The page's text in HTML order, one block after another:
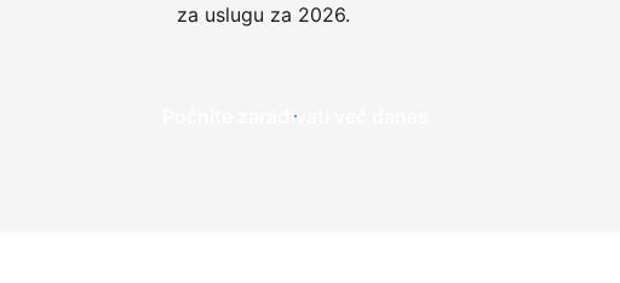
za uslugu za 2026.
Počnite zarađivati već ​​danas